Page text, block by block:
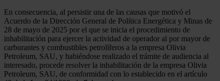
En consecuencia, al persistir una de las causas que motivó el
Acuerdo de la Dirección General de Política Energética y Minas de
28 de mayo de 2025 por el que se inicia el procedimiento de
inhabilitación para ejercer la actividad de operador al por mayor de
carburantes y combustibles petrolíferos a la empresa Olivia
Petroleum, SAU, y habiéndose realizado el trámite de audiencia al
interesado, procede resolver la inhabilitación de la empresa Olivia
Petroleum, SAU, de conformidad con lo establecido en el artículo